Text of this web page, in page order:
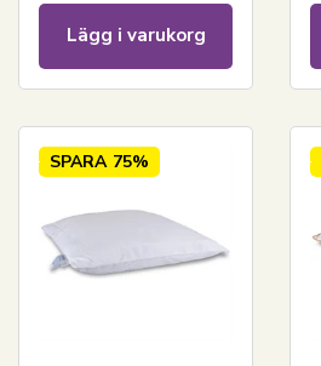
Lägg i varukorg
SPARA 75%